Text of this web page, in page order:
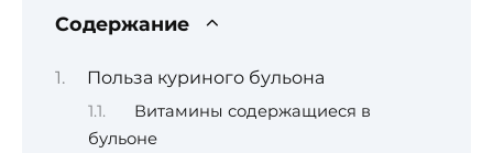
Содержание
Польза куриного бульона
Витамины содержащиеся в
бульоне